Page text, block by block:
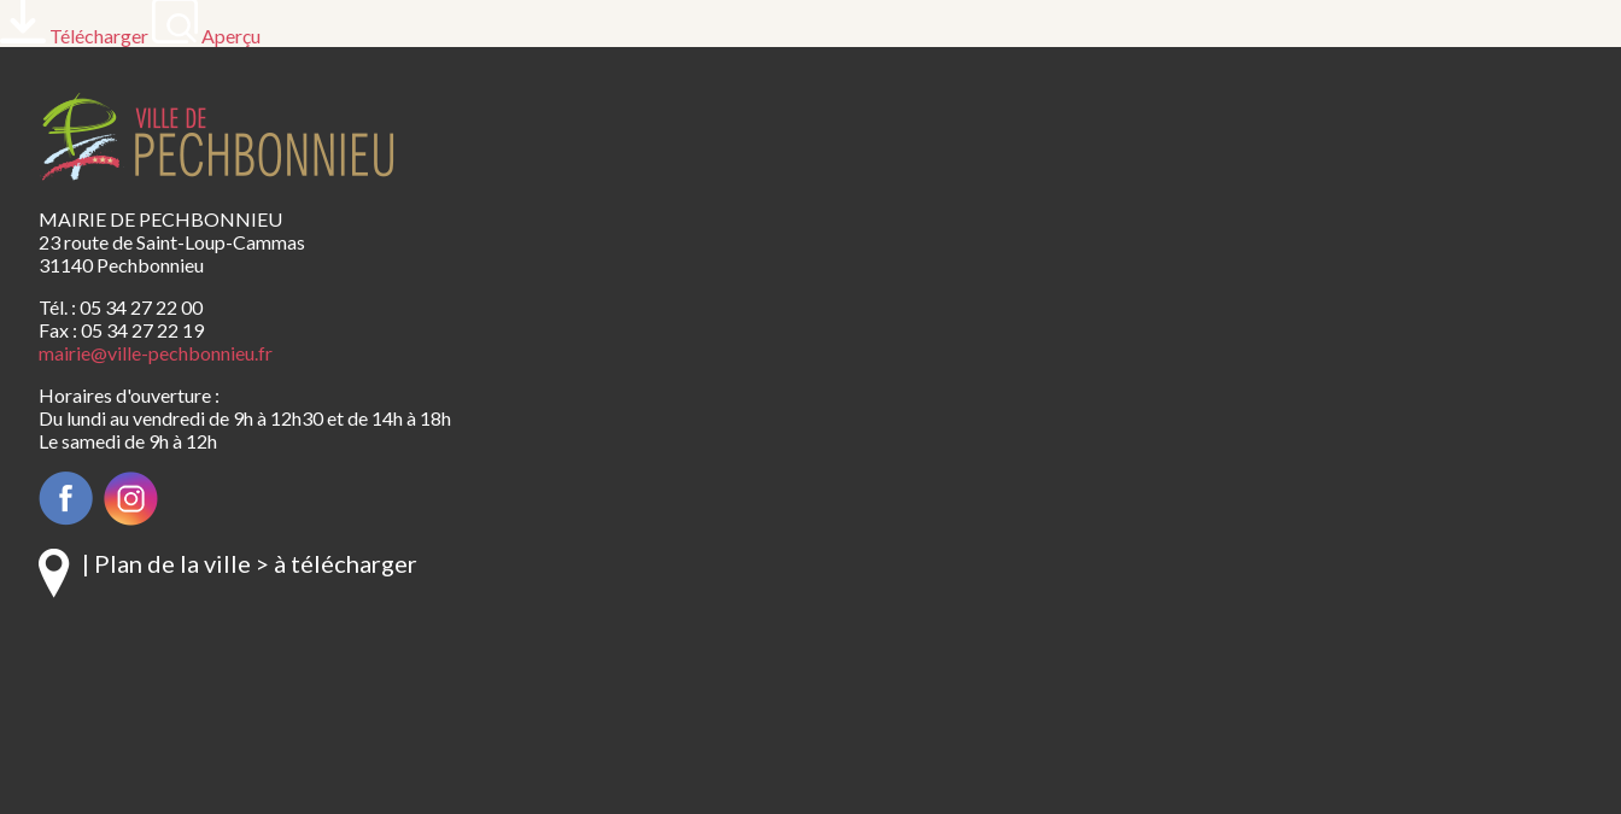
Télécharger Aperçu
MAIRIE DE PECHBONNIEU
23 route de Saint-Loup-Cammas
31140 Pechbonnieu
Tél. : 05 34 27 22 00
Fax : 05 34 27 22 19
mairie@ville-pechbonnieu.fr
Horaires d'ouverture :
Du lundi au vendredi de 9h à 12h30 et de 14h à 18h
Le samedi de 9h à 12h
| Plan de la ville > à télécharger